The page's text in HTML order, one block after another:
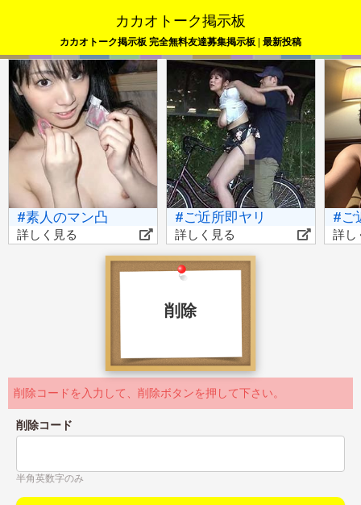
カカオトーク掲示板
カカオトーク掲示板 完全無料友達募集掲示板 | 最新投稿
#素人のマン凸
詳しく見る
#ご近所即ヤリ
詳しく見る
#ご
詳し
削除
削除コードを入力して、削除ボタンを押して下さい。
削除コード
半角英数字のみ